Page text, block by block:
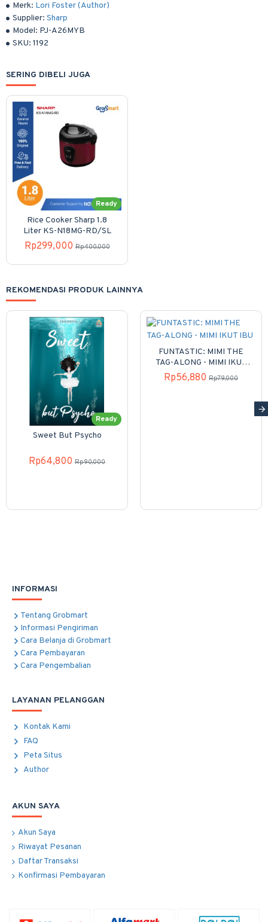
Merk: Lori Foster (Author)
Supplier: Sharp
Model: PJ-A26MYB
SKU: 1192
SERING DIBELI JUGA
Ready
Rice Cooker Sharp 1.8
Liter KS-N18MG-RD/SL
Rp299,000 Rp400,000
REKOMENDASI PRODUK LAINNYA
Ready
Sweet But Psycho
Rp64,800 Rp90,000
FUNTASTIC: MIMI THE
TAG-ALONG - MIMI IKUT
IBU
Rp56,880 Rp79,000
INFORMASI
Tentang Grobmart
Informasi Pengiriman
Cara Belanja di Grobmart
Cara Pembayaran
Cara Pengembalian
LAYANAN PELANGGAN
Kontak Kami
FAQ
Peta Situs
Author
AKUN SAYA
Akun Saya
Riwayat Pesanan
Daftar Transaksi
Konfirmasi Pembayaran